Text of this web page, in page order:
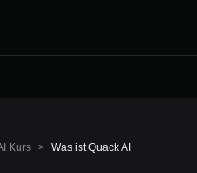
Kurs > Was ist Quack AI